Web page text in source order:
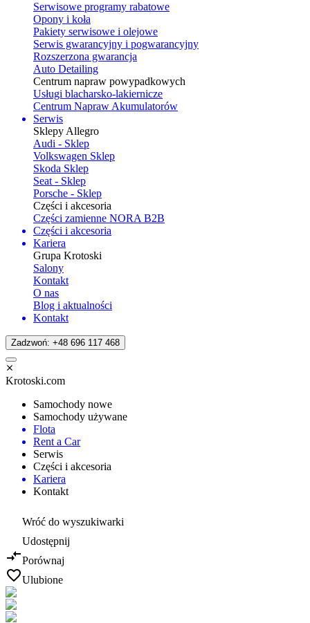
Serwisowe programy rabatowe
Opony i koła
Pakiety serwisowe i olejowe
Serwis gwarancyjny i pogwarancyjny
Rozszerzona gwarancja
Auto Detailing
Centrum napraw powypadkowych
Usługi blacharsko-lakiernicze
Centrum Napraw Akumulatorów
Serwis
Sklepy Allegro
Audi - Sklep
Volkswagen Sklep
Skoda Sklep
Seat - Sklep
Porsche - Sklep
Części i akcesoria
Części zamienne NORA B2B
Części i akcesoria
Kariera
Grupa Krotoski
Salony
Kontakt
O nas
Blog i aktualności
Kontakt
Zadzwoń: +48 696 117 468
Krotoski.com
Samochody nowe
Samochody używane
Flota
Rent a Car
Serwis
Części i akcesoria
Kariera
Kontakt
Wróć do wyszukiwarki
Udostępnij
Porównaj
Ulubione